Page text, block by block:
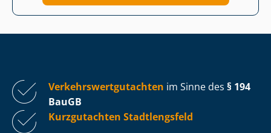
Ver­kehrs­wert­gut­ach­ten im Sinne des § 194
BauGB
Kurzgutachten Stadtlengsfeld